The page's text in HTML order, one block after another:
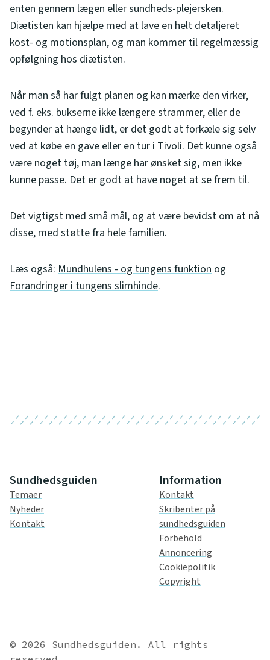
enten gennem lægen eller sundheds-plejersken.
Diætisten kan hjælpe med at lave en helt detaljeret
kost- og motionsplan, og man kommer til regelmæssig
opfølgning hos diætisten.
Når man så har fulgt planen og kan mærke den virker,
ved f. eks. bukserne ikke længere strammer, eller de
begynder at hænge lidt, er det godt at forkæle sig selv
ved at købe en gave eller en tur i Tivoli. Det kunne også
være noget tøj, man længe har ønsket sig, men ikke
kunne passe. Det er godt at have noget at se frem til.
Det vigtigst med små mål, og at være bevidst om at nå
disse, med støtte fra hele familien.
Læs også: Mundhulens - og tungens funktion og
Forandringer i tungens slimhinde.
Sundhedsguiden
Temaer
Nyheder
Kontakt
Information
Kontakt
Skribenter på
sundhedsguiden
Forbehold
Annoncering
Cookiepolitik
Copyright
© 2026 Sundhedsguiden. All rights